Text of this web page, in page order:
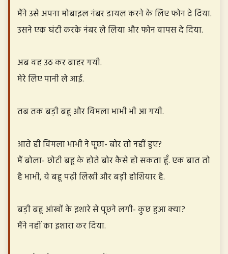
मैंने उसे अपना मोबाइल नंबर डायल करने के लिए फोन दे दिया.
उसने एक घंटी करके नंबर ले लिया और फोन वापस दे दिया.
अब वह उठ कर बाहर गयी.
मेरे लिए पानी ले आई.
तब तक बड़ी बहू और विमला भाभी भी आ गयी.
आते ही विमला भाभी ने पूछा- बोर तो नहीं हुए?
मैं बोला- छोटी बहू के होते बोर कैसे हो सकता हूँ. एक बात तो
है भाभी, ये बहू पढ़ी लिखी और बड़ी होशियार है.
बड़ी बहू आंखों के इशारे से पूछने लगी- कुछ हुआ क्या?
मैंने नहीं का इशारा कर दिया.